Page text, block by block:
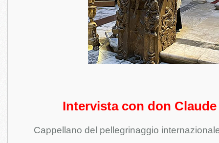
Intervista con don
Cappellano del pellegrinaggio